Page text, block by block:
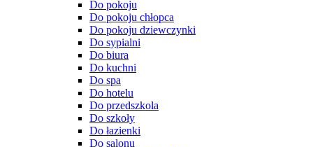
Do pokoju
Do pokoju chłopca
Do pokoju dziewczynki
Do sypialni
Do biura
Do kuchni
Do spa
Do hotelu
Do przedszkola
Do szkoły
Do łazienki
Do salonu